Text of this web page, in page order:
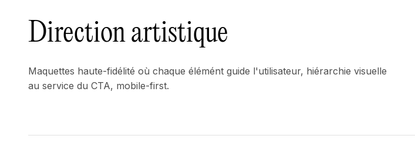
Direction artistique
Maquettes haute-fidélité où chaque élémént guide l'utilisateur, hiérarchie visuelle
au service du CTA, mobile-first.